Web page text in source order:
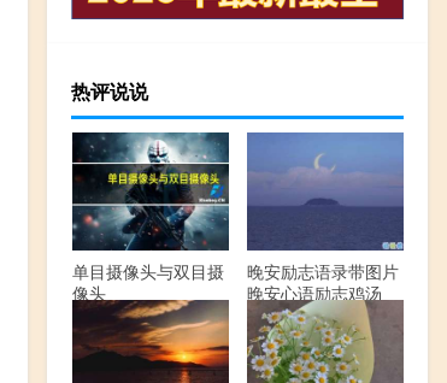
热评说说
单目摄像头与双目摄
像头
晚安励志语录带图片
晚安心语励志鸡汤